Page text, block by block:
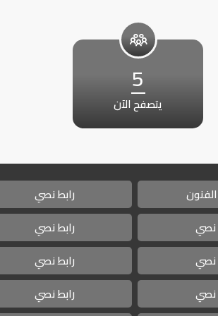
5
يتصفح الآن
رابط نصي
نصي
رابط نصي
نصي
رابط نصي
نصي
رابط نصي